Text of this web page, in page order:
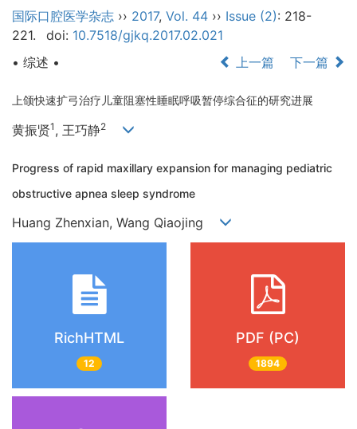
国际口腔医学杂志 ›› 2017, Vol. 44 ›› Issue (2): 218-
221.
doi: 10.7518/gjkq.2017.02.021
• 综述 •
上一篇 下一篇
上颌快速扩弓治疗儿童阻塞性睡眠呼吸暂停综合征的研究进展
黄振贤1 , 王巧静2
Progress of rapid maxillary expansion for managing pediatric
obstructive apnea sleep syndrome
Huang Zhenxian, Wang Qiaojing
RichHTML
12
PDF (PC)
1894